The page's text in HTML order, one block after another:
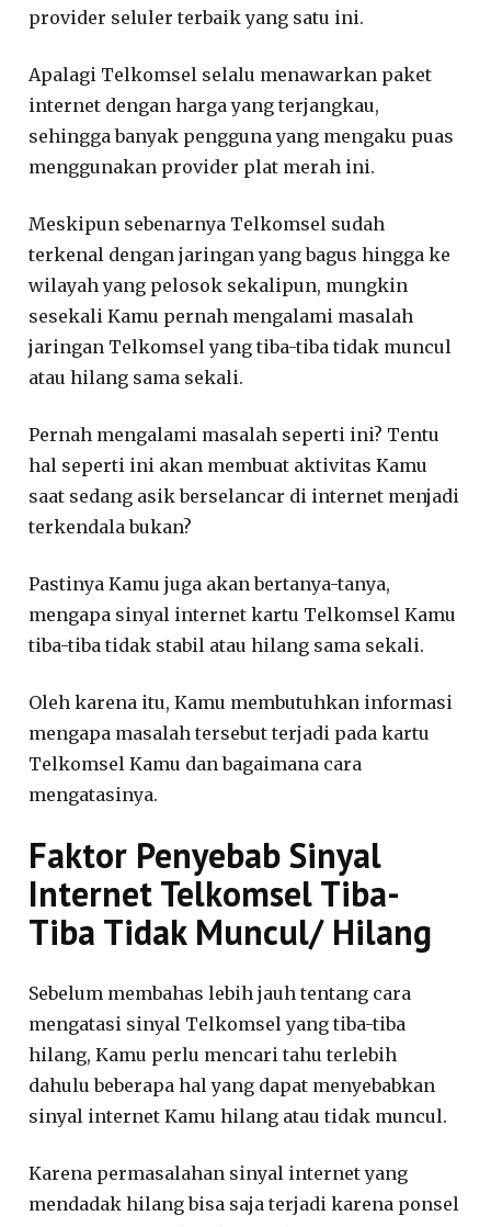
provider seluler terbaik yang satu ini.
Apalagi Telkomsel selalu menawarkan paket
internet dengan harga yang terjangkau,
sehingga banyak pengguna yang mengaku puas
menggunakan provider plat merah ini.
Meskipun sebenarnya Telkomsel sudah
terkenal dengan jaringan yang bagus hingga ke
wilayah yang pelosok sekalipun, mungkin
sesekali Kamu pernah mengalami masalah
jaringan Telkomsel yang tiba-tiba tidak muncul
atau hilang sama sekali.
Pernah mengalami masalah seperti ini? Tentu
hal seperti ini akan membuat aktivitas Kamu
saat sedang asik berselancar di internet menjadi
terkendala bukan?
Pastinya Kamu juga akan bertanya-tanya,
mengapa sinyal internet kartu Telkomsel Kamu
tiba-tiba tidak stabil atau hilang sama sekali.
Oleh karena itu, Kamu membutuhkan informasi
mengapa masalah tersebut terjadi pada kartu
Telkomsel Kamu dan bagaimana cara
mengatasinya.
Faktor Penyebab Sinyal
Internet Telkomsel Tiba-
Tiba Tidak Muncul/ Hilang
Sebelum membahas lebih jauh tentang cara
mengatasi sinyal Telkomsel yang tiba-tiba
hilang, Kamu perlu mencari tahu terlebih
dahulu beberapa hal yang dapat menyebabkan
sinyal internet Kamu hilang atau tidak muncul.
Karena permasalahan sinyal internet yang
mendadak hilang bisa saja terjadi karena ponsel